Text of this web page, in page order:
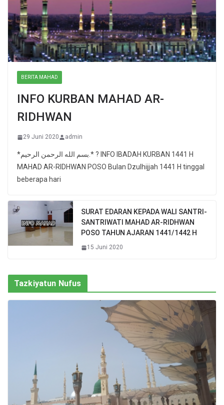
BERITA MAHAD
INFO KURBAN MAHAD AR-
RIDHWAN
29 Juni 2020 admin
*بسم الله الرحمن الرحيم.* ? INFO IBADAH KURBAN 1441 H
MAHAD AR-RIDHWAN POSO Bulan Dzulhijjah 1441 H tinggal
beberapa hari
SURAT EDARAN KEPADA WALI SANTRI-
SANTRIWATI MAHAD AR-RIDHWAN
POSO TAHUN AJARAN 1441/1442 H
15 Juni 2020
Tazkiyatun Nufus